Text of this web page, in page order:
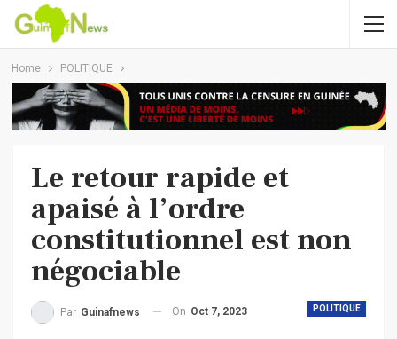
Home POLITIQUE
Le retour rapide et
apaisé à l’ordre
constitutionnel est non
négociable
POLITIQUE
Par Guinafnews On Oct 7, 2023